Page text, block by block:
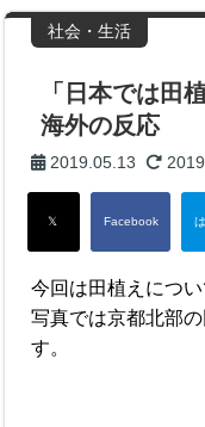
社会・生活
「日本では田
海外の反応
2019.05.13
今回は田植えについ
写真では京都北部
す。